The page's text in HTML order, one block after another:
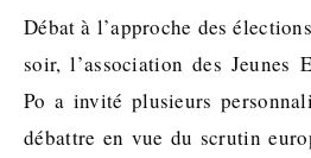
Débat à l’approche des élections européennes… Mardi
soir, l’association des Jeunes
Po a invité plusieurs
débattre en vue du scrutin